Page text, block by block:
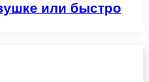
или быстро